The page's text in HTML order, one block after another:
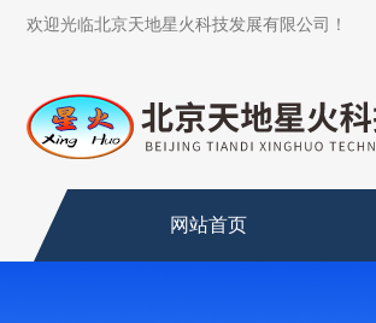
欢迎光临北京天地星火科技发展有限公司！
网站首页